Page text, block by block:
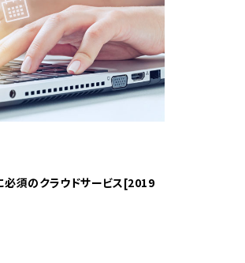
必須のクラウドサービス[2019